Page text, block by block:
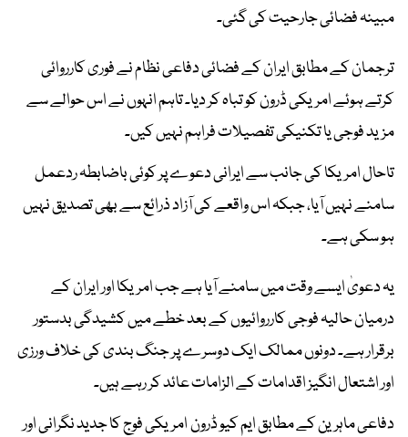
مبینہ فضائی جارحیت کی گئی۔
ترجمان کے مطابق ایران کے فضائی دفاعی نظام نے فوری کارروائی
کرتے ہوئے امریکی ڈرون کو تباہ کر دیا۔ تاہم انہوں نے اس حوالے سے
مزید فوجی یا تکنیکی تفصیلات فراہم نہیں کیں۔
تاحال امریکا کی جانب سے ایرانی دعوے پر کوئی باضابطہ ردعمل
سامنے نہیں آیا، جبکہ اس واقعے کی آزاد ذرائع سے بھی تصدیق نہیں
ہو سکی ہے۔
یہ دعویٰ ایسے وقت میں سامنے آیا ہے جب امریکا اور ایران کے
درمیان حالیہ فوجی کارروائیوں کے بعد خطے میں کشیدگی بدستور
برقرار ہے۔ دونوں ممالک ایک دوسرے پر جنگ بندی کی خلاف ورزی
اور اشتعال انگیز اقدامات کے الزامات عائد کر رہے ہیں۔
دفاعی ماہرین کے مطابق ایم کیو ڈرون امریکی فوج کا جدید نگرانی اور